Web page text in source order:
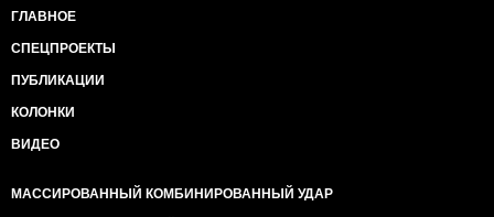
ГЛАВНОЕ
СПЕЦПРОЕКТЫ
ПУБЛИКАЦИИ
КОЛОНКИ
ВИДЕО
МАССИРОВАННЫЙ КОМБИНИРОВАННЫЙ УДАР